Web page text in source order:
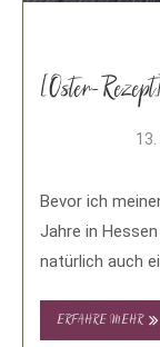
[Oster-
Bevor ich
Jahre in
natürlich auch
ERFAHRE MEHR